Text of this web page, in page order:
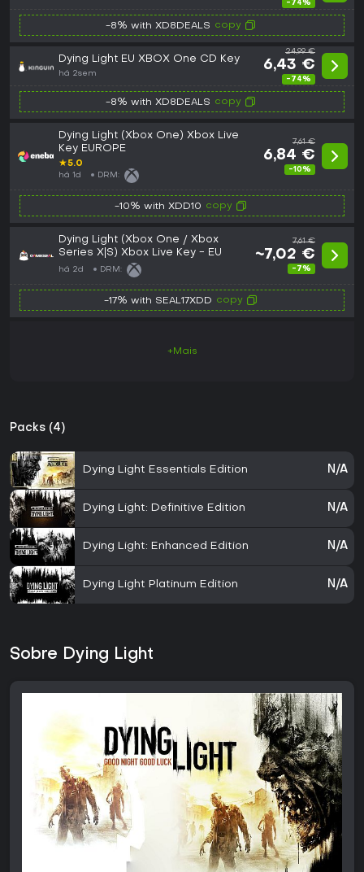
-74%
-8% with XD8DEALS copy
Dying Light EU XBOX One CD Key
há 2sem
24,99 €
6,43 €
-74%
-8% with XD8DEALS copy
Dying Light (Xbox One) Xbox Live
Key EUROPE
★5.0
há 1d DRM:
7,61 €
6,84 €
-10%
-10% with XDD10 copy
Dying Light (Xbox One / Xbox
Series X|S) Xbox Live Key - EU
há 2d DRM:
7,61 €
~7,02 €
-7%
-17% with SEAL17XDD copy
+Mais
Packs (4)
Dying Light Essentials Edition N/A
Dying Light: Definitive Edition N/A
Dying Light: Enhanced Edition N/A
Dying Light Platinum Edition N/A
Sobre Dying Light